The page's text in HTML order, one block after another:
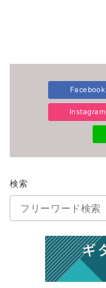
Facebook
Instagram
検索